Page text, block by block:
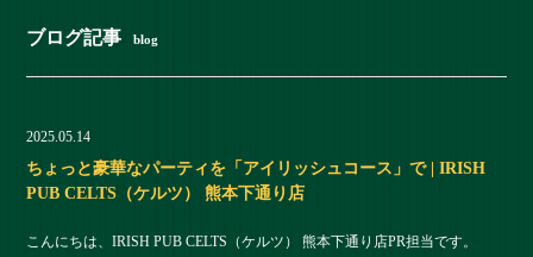
ブログ記事 blog
2025.05.14
ちょっと豪華なパーティを「アイリッシュコース」で | IRISH
PUB CELTS（ケルツ） 熊本下通り店
こんにちは、IRISH PUB CELTS（ケルツ） 熊本下通り店PR担当です。